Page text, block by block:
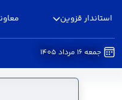
استاندار قزوین
جمعه 16 مرداد 1405
تحولات ارزشمند